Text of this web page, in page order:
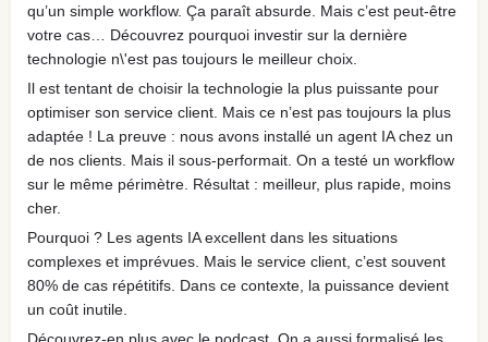
qu’un simple workflow. Ça paraît absurde. Mais c’est peut-être
votre cas… Découvrez pourquoi investir sur la dernière
technologie n\'est pas toujours le meilleur choix.
Il est tentant de choisir la technologie la plus puissante pour
optimiser son service client. Mais ce n’est pas toujours la plus
adaptée ! La preuve : nous avons installé un agent IA chez un
de nos clients. Mais il sous-performait. On a testé un workflow
sur le même périmètre. Résultat : meilleur, plus rapide, moins
cher.
Pourquoi ? Les agents IA excellent dans les situations
complexes et imprévues. Mais le service client, c’est souvent
80% de cas répétitifs. Dans ce contexte, la puissance devient
un coût inutile.
Découvrez-en plus avec le podcast. On a aussi formalisé les